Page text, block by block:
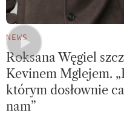
NEWS
Roksana Węgiel
Kevinem Mglejem.
którym dosłownie
nam”